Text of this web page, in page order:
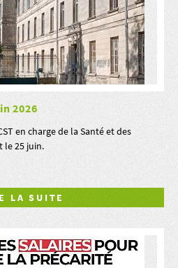
2026
en charge de la Santé et des
le 25 juin.
LA SUITE